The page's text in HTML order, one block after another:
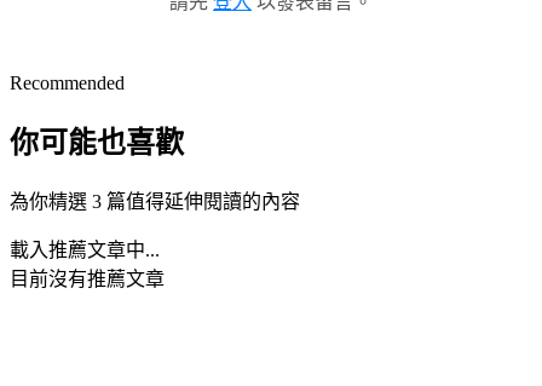
Recommended
你可能也喜歡
為你精選 3 篇值得延伸閱讀的內容
載入推薦文章中...
目前沒有推薦文章